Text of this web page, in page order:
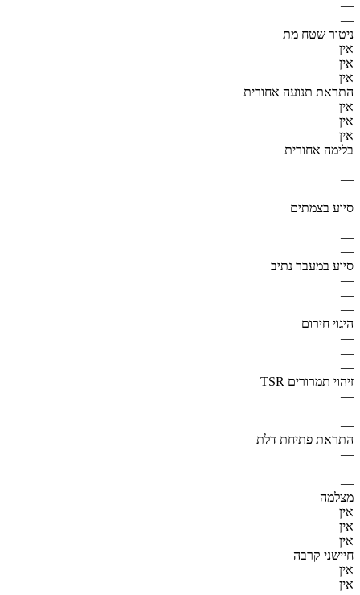
—
—
ניטור שטח מת
אין
אין
אין
התראת תנועה אחורית
אין
אין
אין
בלימה אחורית
—
—
—
סיוע בצמתים
—
—
—
סיוע במעבר נתיב
—
—
—
היגוי חירום
—
—
—
זיהוי תמרורים TSR
—
—
—
התראת פתיחת דלת
—
—
—
מצלמה
אין
אין
אין
חיישני קרבה
אין
אין